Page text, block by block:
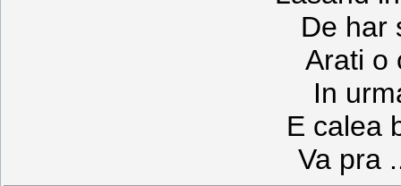
De har
Arati o
In
E calea
Va pra